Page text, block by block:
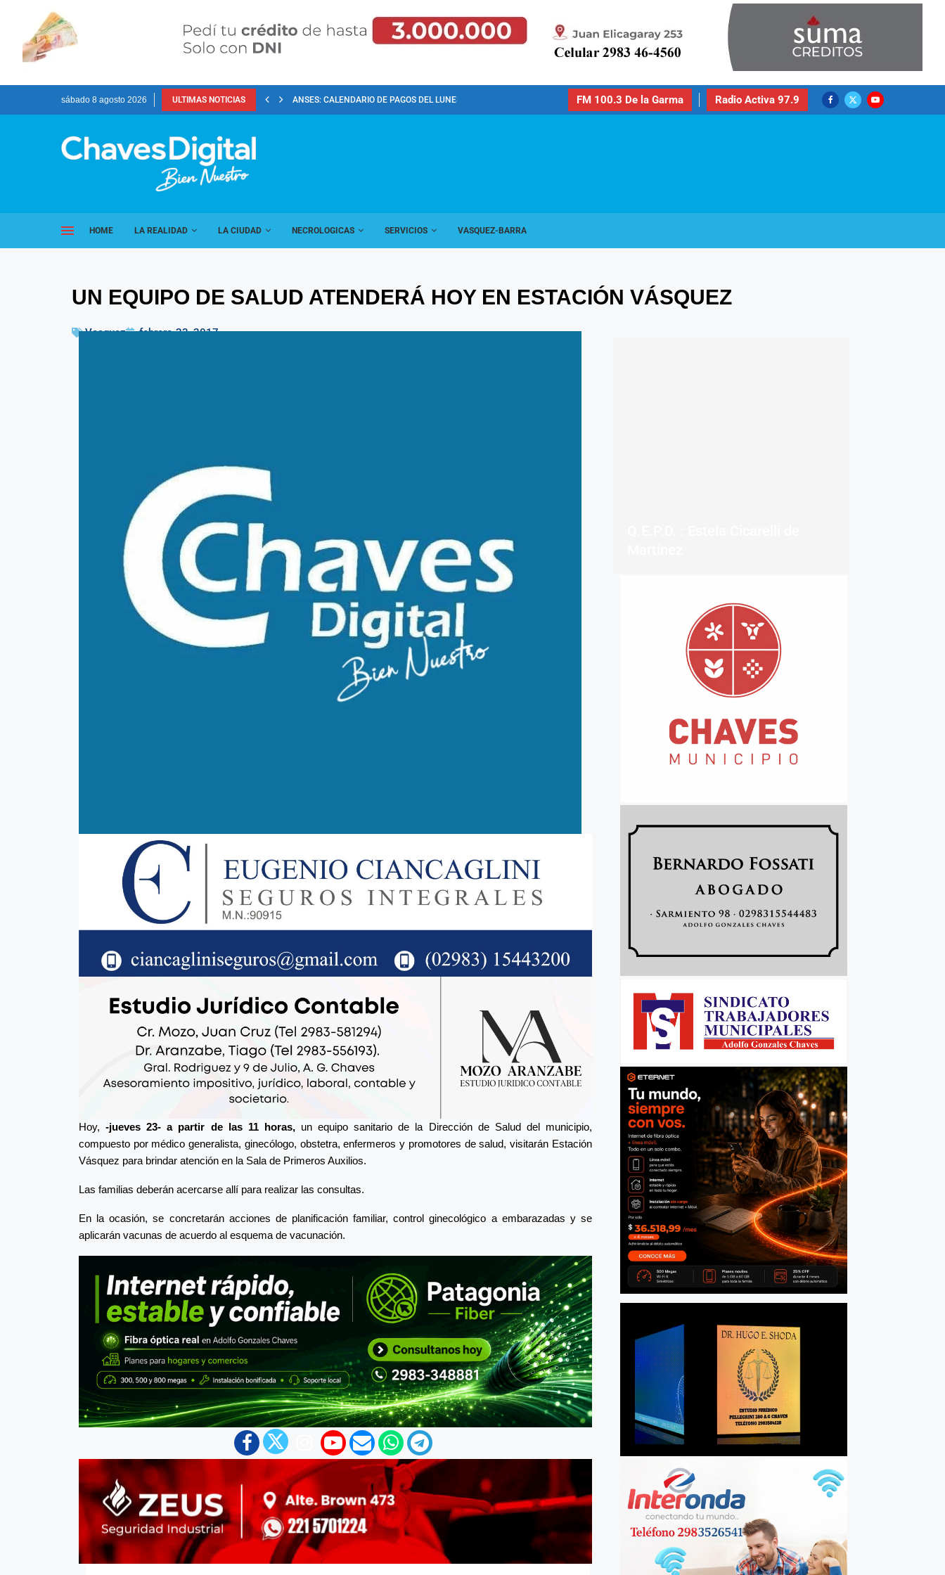
sábado 8 agosto 2026 ULTIMAS NOTICIAS ANSES: CALENDARIO DE PAGOS DEL LUNES 10 DE... FM 100.3 De la Garma Radio Activa 97.9
HOME LA REALIDAD LA CIUDAD NECROLOGICAS SERVICIOS VASQUEZ-BARRA
UN EQUIPO DE SALUD ATENDERÁ HOY EN ESTACIÓN VÁSQUEZ
Vasquez febrero 23, 2017
Hoy,-jueves 23- a partir de las 11 horas,un equipo sanitario de la Dirección de Salud del municipio,
compuesto por médico generalista, ginecólogo, obstetra, enfermeros y promotores de salud, visitarán Estación
Vásquez para brindar atención en la Sala de Primeros Auxilios.
Las familias deberán acercarse allí para realizar las consultas.
En la ocasión, se concretarán acciones de planificación familiar, control ginecológico a embarazadas y se
aplicarán vacunas de acuerdo al esquema de vacunación.